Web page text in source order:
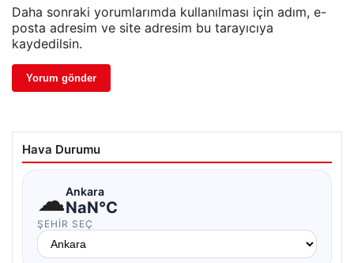
Daha sonraki yorumlarımda kullanılması için adım, e-
posta adresim ve site adresim bu tarayıcıya
kaydedilsin.
Hava Durumu
☁Ankara
NaN°C
ŞEHIR SEÇ